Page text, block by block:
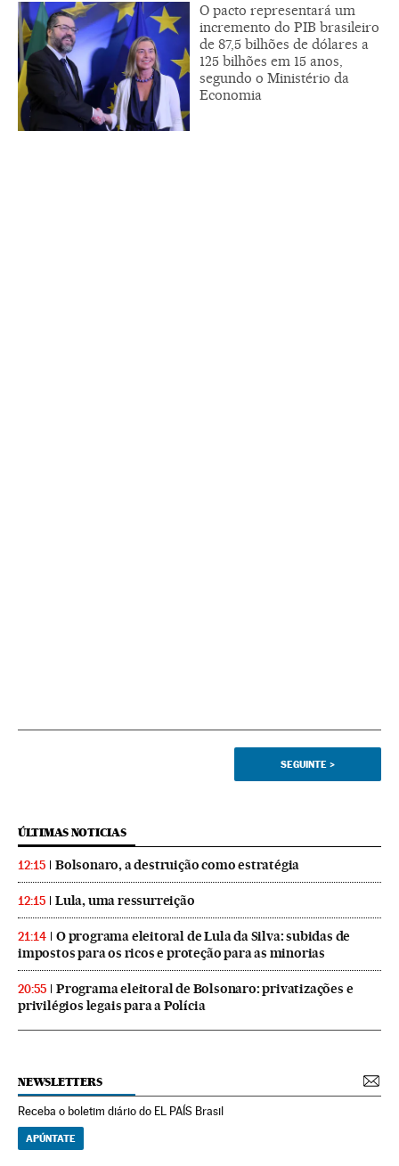
O pacto representará um
incremento do PIB brasileiro
de 87,5 bilhões de dólares a
125 bilhões em 15 anos,
segundo o Ministério da
Economia
SEGUINTE >
ÚLTIMAS NOTICIAS
12:15 Bolsonaro, a destruição como estratégia
12:15 Lula, uma ressurreição
21:14
O programa eleitoral de Lula da Silva: subidas de
impostos para os ricos e proteção para as minorias
20:55
Programa eleitoral de Bolsonaro: privatizações e
privilégios legais para a Polícia
NEWSLETTERS
Receba o boletim diário do EL PAÍS Brasil
APÚNTATE